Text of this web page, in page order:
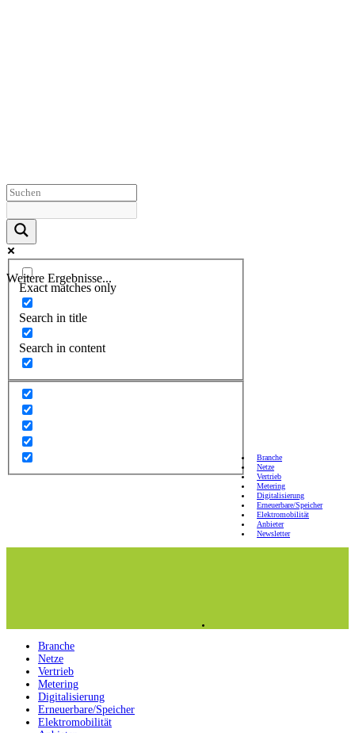
Weitere Ergebnisse...
Exact matches only
Search in title
Search in content
Branche
Netze
Vertrieb
Metering
Digitalisierung
Erneuerbare/Speicher
Elektromobilität
Anbieter
Newsletter
Branche
Netze
Vertrieb
Metering
Digitalisierung
Erneuerbare/Speicher
Elektromobilität